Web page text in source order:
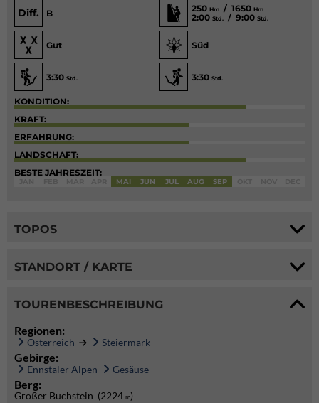
Diff. B 250 Hm / 1650 Hm
2:00 Std. / 9:00 Std.
Gut Süd
3:30 Std. 3:30 Std.
KONDITION:
KRAFT:
ERFAHRUNG:
LANDSCHAFT:
BESTE JAHRESZEIT:
MAI JUN JUL AUG SEP
TOPOS
STANDORT / KARTE
TOURENBESCHREIBUNG
Regionen:
Österreich Steiermark
Gebirge:
Ennstaler Alpen Gesäuse
Berg:
Großer Buchstein (2224 m)